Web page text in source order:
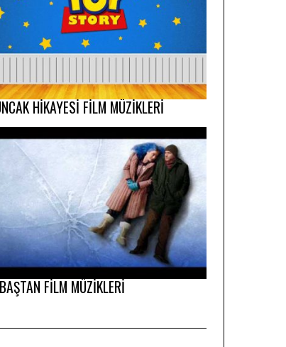
HİKAYESİ FİLM MÜZİKLERİ
FİLM MÜZİKLERİ